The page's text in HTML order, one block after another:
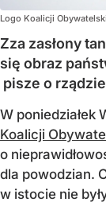
Logo Koalicji
Zza zasłony
się obraz
pisze o
W poniedziałek
Koalicji
o
dla powodzian.
w istocie nie